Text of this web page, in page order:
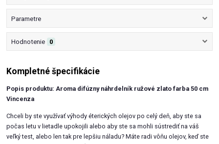
Parametre
Hodnotenie 0
Kompletné špecifikácie
Popis produktu: Aroma difúzny náhrdelník ružové zlato farba 50 cm
Vincenza
Chceli by ste využívať výhody éterických olejov po celý deň, aby ste sa
počas letu v lietadle upokojili alebo aby ste sa mohli sústrediť na váš
veľký test, alebo len tak pre lepšiu náladu? Máte radi vôňu olejov, keď ste